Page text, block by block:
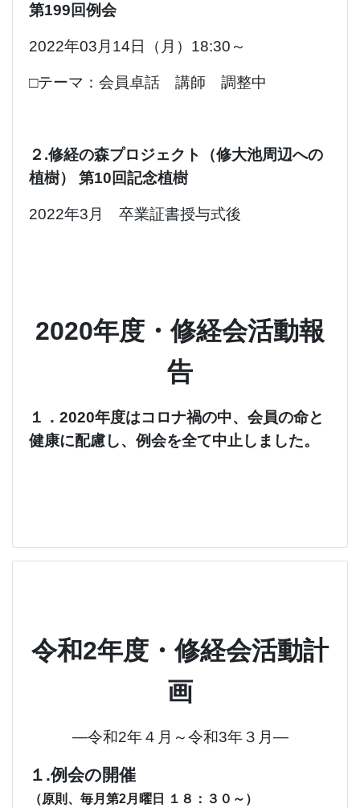
第199回例会
2022年03月14日（月）18:30～
□テーマ：会員卓話 講師 調整中
２.修経の森プロジェクト（修大池周辺への
植樹） 第10回記念植樹
2022年3月 卒業証書授与式後
2020年度・修経会活動報
告
１．2020年度はコロナ禍の中、会員の命と
健康に配慮し、例会を全て中止しました。
令和2年度・修経会活動計
画
―令和2年４月～令和3年３月―
１.例会の開催
（原則、毎月第2月曜日 １８：３０～）